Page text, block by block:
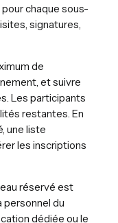
chaque sous-
signatures,
de
et suivre
Les participants
restantes. En
une liste
les inscriptions
réservé est
personnel du
dédiée ou le